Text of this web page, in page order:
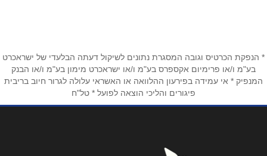
טלפון*
אנא חזרו אלי בקשר ל...
* הנפקת הכרטיס וגובה המסגרת נתונים לשיקול דעתה הבלעדי של ישראכרט
בע"מ ו/או פרימיום אקספרס בע"מ ו/או ישראכרט מימון בע"מ ו/או הבנק
המנפיק * אי עמידה בפירעון ההלוואה או האשראי עלולה לגרור חיוב בריבית
פיגורים והליכי הוצאה לפועל * טל"ח